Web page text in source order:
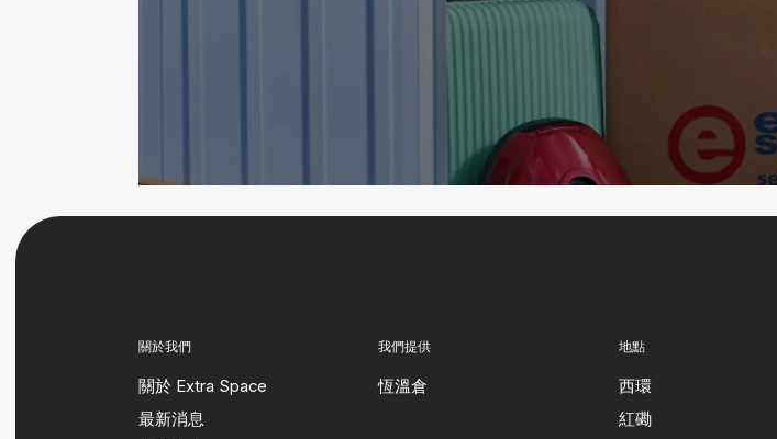
關於我們
關於 Extra Space
最新消息
我們提供
恆溫倉
地點
西環
紅磡